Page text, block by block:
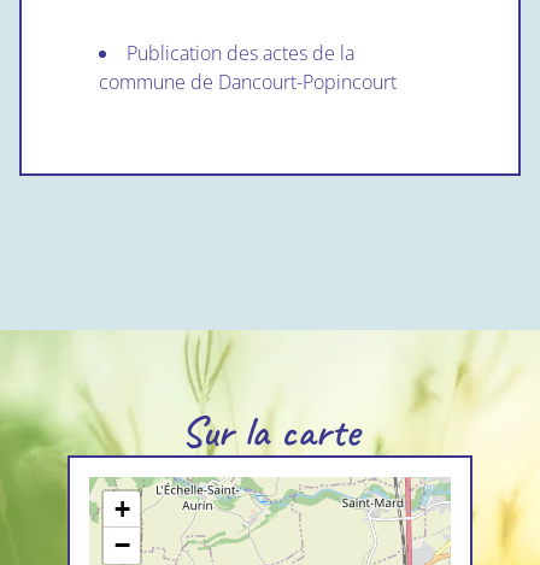
Publication des actes de la
commune de Dancourt-Popincourt
Sur la carte
+
−